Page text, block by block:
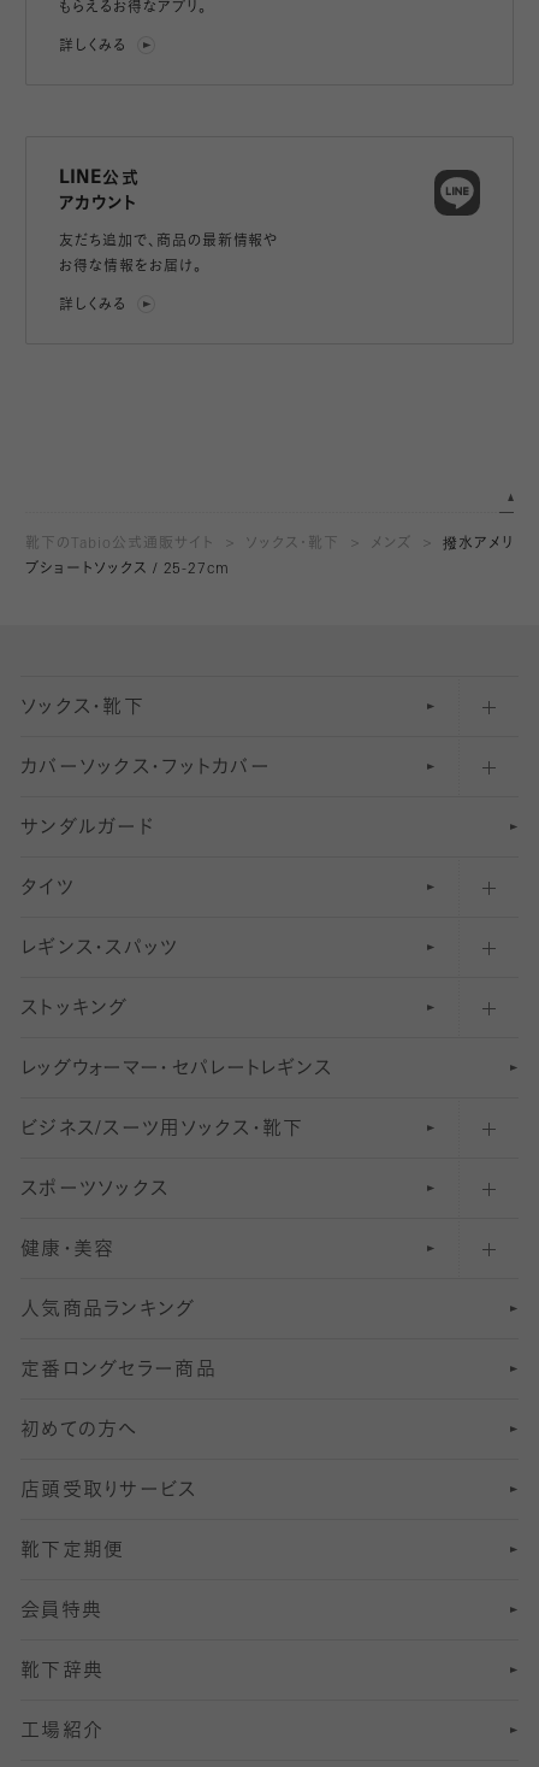
もらえるお得なアプリ。
詳しくみる
LINE公式
アカウント
友だち追加で、 商品の最新情報や
お得な情報をお届け。
詳しくみる
靴下のTabio公式通販サイト ソックス・靴下 メンズ
撥水アメリ
ブショートソックス / 25-27cm
ソックス・靴下
五本指ソックス・靴下
足袋ソックス・靴下
無地・プレーンソックス・靴下
柄ソックス・靴下
スニーカー（くるぶし）用ソックス
アンクル・ショートソックス（くるぶし上）
クルーソックス（ふくらはぎ下）
ハイソックス
オーバーニー・ニーハイソックス
カバーソックス・フットカバー
フットカバー・カバーソックス（深め）
フットカバー・カバーソックス（ふつう）
フットカバー・カバーソックス（浅め）
サンダルガード
タイツ
30デニール以下のタイツ（薄手タイツ）
31〜40デニールタイツ
41〜60デニールタイツ
61〜80デニールタイツ
81 〜110デニールタイツ
111〜210デニールタイツ
211デニールタイツ以上（防寒・厚手タイツ）
レギンス・スパッツ
柄レギンス
無地レギンス
レギンスパンツ（レギパン）
マタニティレギンス
5 分丈
6 分丈レギンス
7 分丈 レギンス
8分丈 レギンス
10分丈 レギンス
12分丈レギンス
13分丈レギンス
ストッキング
伝線しにくいストッキング
ショートストッキング
結婚式用ストッキング
美脚ストッキング
オールスルーストッキング
レッ グ ウォー マー ・ セパレー ト レ ギンス
ビジネス/スーツ用 ソックス・靴下
匠シリーズ
フレッシャーズ向けソックス・靴下
冠婚葬祭向けソックス・靴下
スーツカジュアルソックス・靴下
ロングホーズ
スポーツソックス
ランニングソックス・靴下
ゴルフソックス・靴下
サッカー・フットサル用ソックス
ヨガソックス・靴下
スポーツ用レッグウォーマー
SSサイズ（21～23cm）
Sサイズ（22～25cm）
Mサイズ（25～27cm）
Lサイズ（27～29cm）
健康・美容
インナーソックス
加圧・着圧ソックス
冷えとり靴下
着圧・加圧タイツ
むくみ対策
足の疲れ対策
足の臭い対策
冷え対策
人気商品ランキング
定番ロングセラー商品
初めての方へ
店頭受取りサービス
靴下定期便
会員特典
靴下辞典
工場紹介